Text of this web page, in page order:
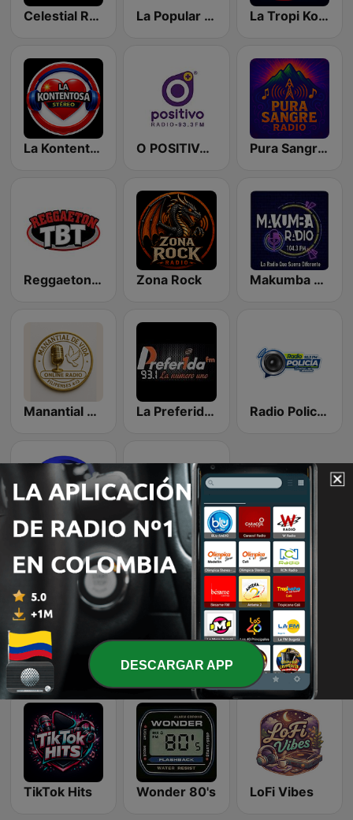
Celestial Radio Villagarzón Putumayo La Popular 106.7 FM La Tropi Kontentosa
La Kontentosa Stèreo O POSITIVO RADIO Pura Sangre Radio
Reggaeton TBT Zona Rock Makumba Radio 104.3 FM
Manantial De Vida Online La Preferida 93.1 Radio Policía 92.3 FM
Radio Waira 104.7 FM
Emisoras de radio online que nos gustan
TikTok Hits Wonder 80's LoFi Vibes
DESCARGAR APP